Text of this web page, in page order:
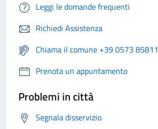
Leggi le domande frequenti
Richiedi Assistenza
Chiama il comune +39 0573 85811
Prenota un appuntamento
Problemi in città
Segnala disservizio